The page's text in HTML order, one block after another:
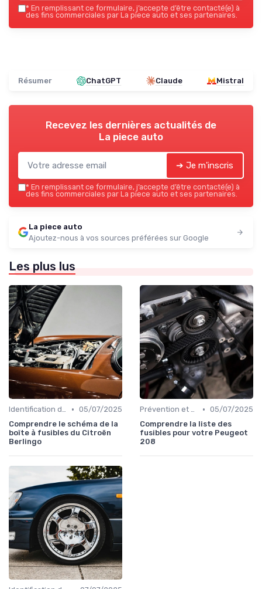
* En remplissant ce formulaire, j’accepte d’être contacté(e) à
des fins commerciales par La piece auto et ses partenaires.
Résumer ChatGPT Claude Mistral
Recevez les dernières actualités de
La piece auto
➔ Je m'inscris
* En remplissant ce formulaire, j’accepte d’être contacté(e) à
des fins commerciales par La piece auto et ses partenaires.
La piece auto
Ajoutez-nous à vos sources préférées sur Google
Les plus lus
Identification de la Pièce Nécessaire • 05/07/2025
Comprendre le schéma de la
boîte à fusibles du Citroën
Berlingo
Prévention et Diagnostic des Pannes • 05/07/2025
Comprendre la liste des
fusibles pour votre Peugeot
208